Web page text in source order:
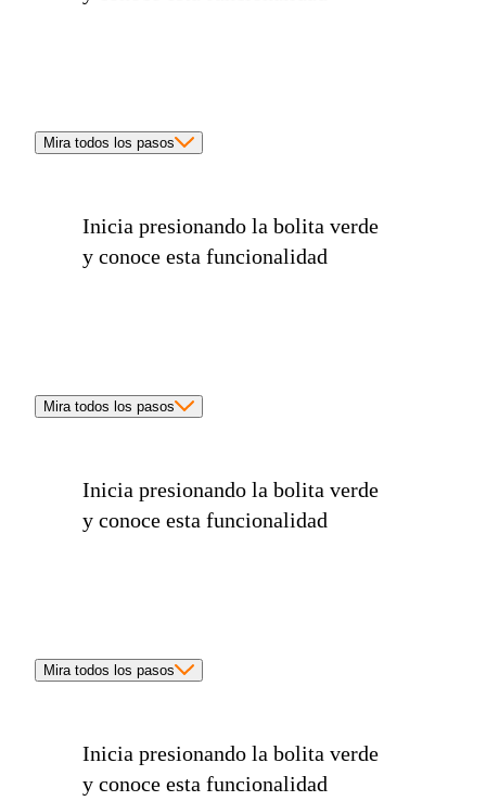
Mira todos los pasos
Inicia presionando la bolita verde
y conoce esta funcionalidad
Mira todos los pasos
Inicia presionando la bolita verde
y conoce esta funcionalidad
Mira todos los pasos
Inicia presionando la bolita verde
y conoce esta funcionalidad